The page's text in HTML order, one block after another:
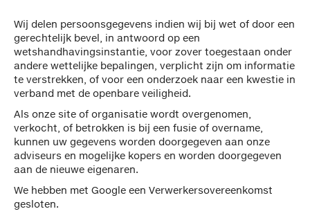
Wij delen persoonsgegevens indien wij bij wet of door een
gerechtelijk bevel, in antwoord op een
wetshandhavingsinstantie, voor zover toegestaan onder
andere wettelijke bepalingen, verplicht zijn om informatie
te verstrekken, of voor een onderzoek naar een kwestie in
verband met de openbare veiligheid.
Als onze site of organisatie wordt overgenomen,
verkocht, of betrokken is bij een fusie of overname,
kunnen uw gegevens worden doorgegeven aan onze
adviseurs en mogelijke kopers en worden doorgegeven
aan de nieuwe eigenaren.
We hebben met Google een Verwerkersovereenkomst
gesloten.